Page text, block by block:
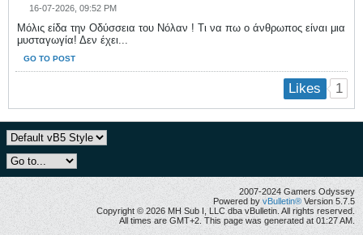
16-07-2026, 09:52 PM
Μόλις είδα την Οδύσσεια του Νόλαν ! Τι να πω ο άνθρωπος είναι μια
μυσταγωγία! Δεν έχει...
GO TO POST
Likes 1
2007-2024 Gamers Odyssey
Powered by vBulletin® Version 5.7.5
Copyright © 2026 MH Sub I, LLC dba vBulletin. All rights reserved.
All times are GMT+2. This page was generated at 01:27 AM.